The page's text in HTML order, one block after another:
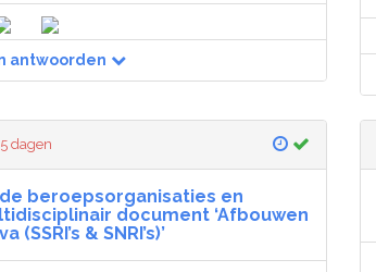
antwoorden
dagen
beroepsorganisaties en
document ‘Afbouwen
& SNRI’s)’